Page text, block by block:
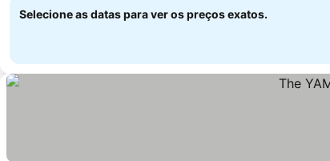
Selecione as datas para ver os preços exatos.